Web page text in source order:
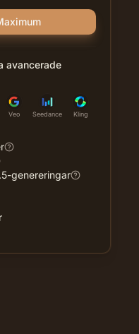
avancerade
Veo Seedance Kling
genereringar